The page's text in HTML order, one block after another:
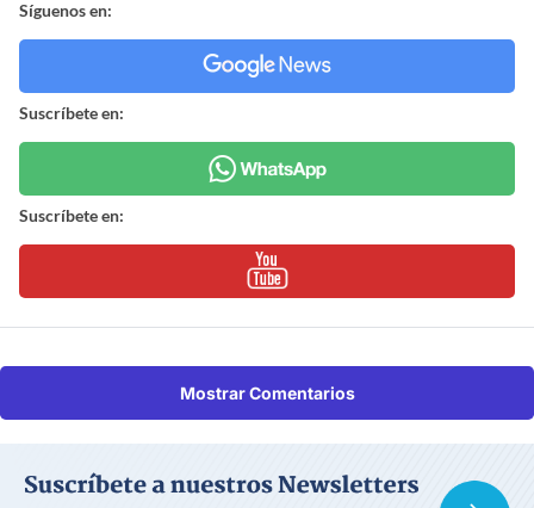
Síguenos en:
Suscríbete en:
Suscríbete en:
Mostrar Comentarios